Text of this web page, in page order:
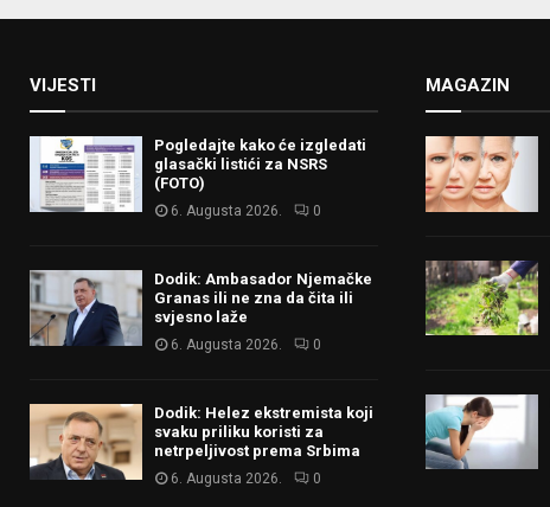
VIJESTI
Pogledajte kako će izgledati
glasački listići za NSRS
(FOTO)
6. Augusta 2026. 0
Dodik: Ambasador Njemačke
Granas ili ne zna da čita ili
svjesno laže
6. Augusta 2026. 0
Dodik: Helez ekstremista koji
svaku priliku koristi za
netrpeljivost prema Srbima
6. Augusta 2026. 0
MAGAZIN